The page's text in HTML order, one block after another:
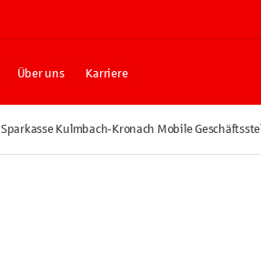
Über uns Karriere
Sparkasse Kulmbach-Kronach Mobile